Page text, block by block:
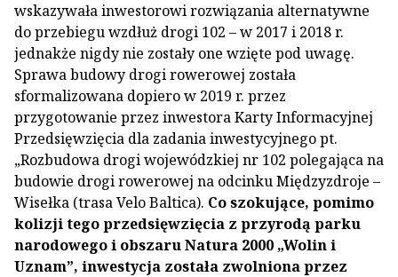
wskazywała inwestorowi rozwiązania alternatywne
do przebiegu wzdłuż drogi 102 – w 2017 i 2018 r.
jednakże nigdy nie zostały one wzięte pod uwagę.
Sprawa budowy drogi rowerowej została
sformalizowana dopiero w 2019 r. przez
przygotowanie przez inwestora Karty Informacyjnej
Przedsięwzięcia dla zadania inwestycyjnego pt.
„Rozbudowa drogi wojewódzkiej nr 102 polegająca na
budowie drogi rowerowej na odcinku Międzyzdroje –
Wisełka (trasa Velo Baltica). Co szokujące, pomimo
kolizji tego przedsięwzięcia z przyrodą parku
narodowego i obszaru Natura 2000 „Wolin i
Uznam”, inwestycja została zwolniona przez